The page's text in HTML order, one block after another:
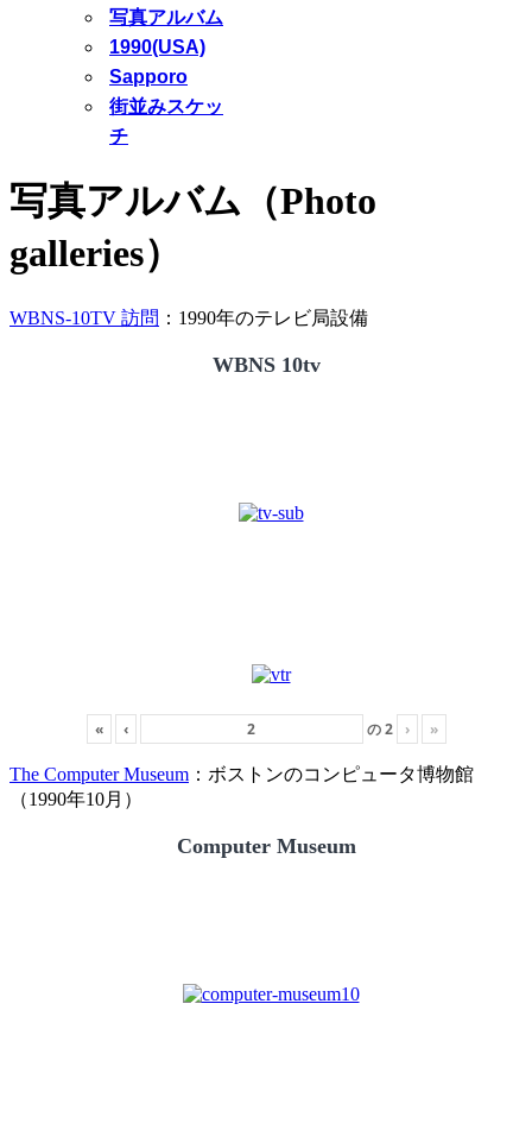
写真アルバム
1990(USA)
Sapporo
街並みスケッ
チ
写真アルバム（Photo
galleries）
WBNS-10TV 訪問 ：1990年のテレビ局設備
WBNS 10tv
« ‹ の2 › »
The Computer Museum ：ボストンのコンピュータ博物館
（1990年10月）
Computer Museum